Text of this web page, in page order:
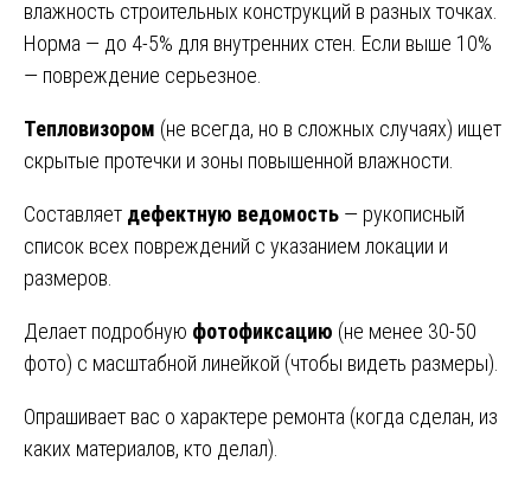
влажность строительных конструкций в разных точках.
Норма — до 4-5% для внутренних стен. Если выше 10%
— повреждение серьезное.
Тепловизором (не всегда, но в сложных случаях) ищет
скрытые протечки и зоны повышенной влажности.
Составляет дефектную ведомость — рукописный
список всех повреждений с указанием локации и
размеров.
Делает подробную фотофиксацию (не менее 30-50
фото) с масштабной линейкой (чтобы видеть размеры).
Опрашивает вас о характере ремонта (когда сделан, из
каких материалов, кто делал).